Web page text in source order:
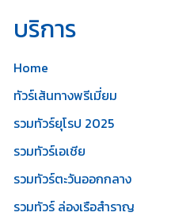
บริการ
Home
ทัวร์เส้นทางพรีเมี่ยม
รวมทัวร์ยุโรป 2025
รวมทัวร์เอเชีย
รวมทัวร์ตะวันออกกลาง
รวมทัวร์ ล่องเรือสำราญ